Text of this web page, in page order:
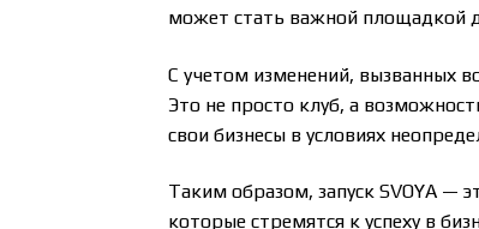
может стать важной площадкой
С учетом изменений, вызванных
Это не просто клуб, а
свои бизнесы в условиях
Таким образом, запуск SVOYA —
которые стремятся к успеху в